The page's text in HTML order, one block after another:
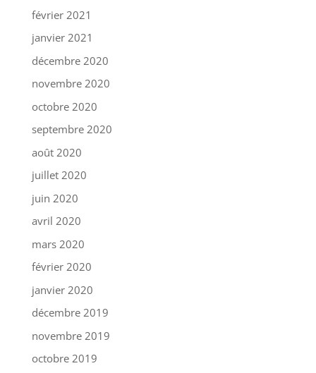
février 2021
janvier 2021
décembre 2020
novembre 2020
octobre 2020
septembre 2020
août 2020
juillet 2020
juin 2020
avril 2020
mars 2020
février 2020
janvier 2020
décembre 2019
novembre 2019
octobre 2019